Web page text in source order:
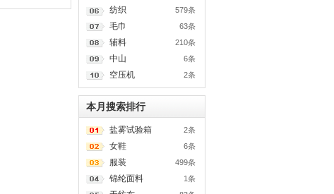
579条
纺织
63条
毛巾
210条
辅料
6条
中山
2条
空压机
本月搜索排行
2条
盐雾试验箱
6条
女鞋
499条
服装
1条
锦纶面料